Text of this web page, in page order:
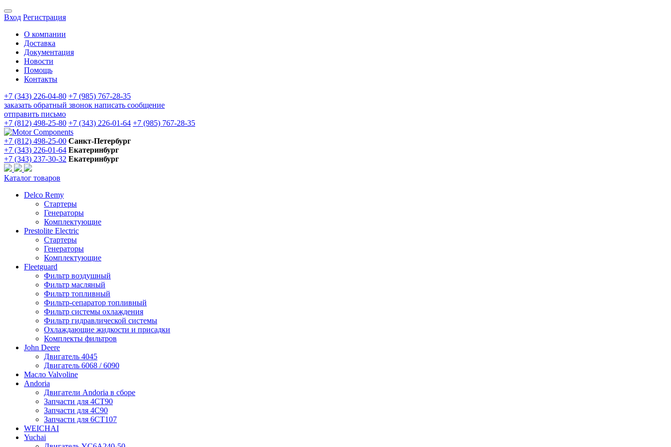
Вход Регистрация
О компании
Доставка
Документация
Новости
Помощь
Контакты
+7 (343) 226-04-80 +7 (985) 767-28-35
заказать обратный звонок написать сообщение
отправить письмо
+7 (812) 498-25-80 +7 (343) 226-01-64 +7 (985) 767-28-35
+7 (812) 498-25-00 Санкт-Петербург
+7 (343) 226-01-64 Екатеринбург
+7 (343) 237-30-32 Екатеринбург
Каталог товаров
Delco Remy
Стартеры
Генераторы
Комплектующие
Prestolite Electric
Стартеры
Генераторы
Комплектующие
Fleetguard
Фильтр воздушный
Фильтр масляный
Фильтр топливный
Фильтр-сепаратор топливный
Фильтр системы охлаждения
Фильтр гидравлической системы
Охлаждающие жидкости и присадки
Комплекты фильтров
John Deere
Двигатель 4045
Двигатель 6068 / 6090
Масло Valvoline
Andoria
Двигатели Andoria в сборе
Запчасти для 4CT90
Запчасти для 4С90
Запчасти для 6CT107
WEICHAI
Yuchai